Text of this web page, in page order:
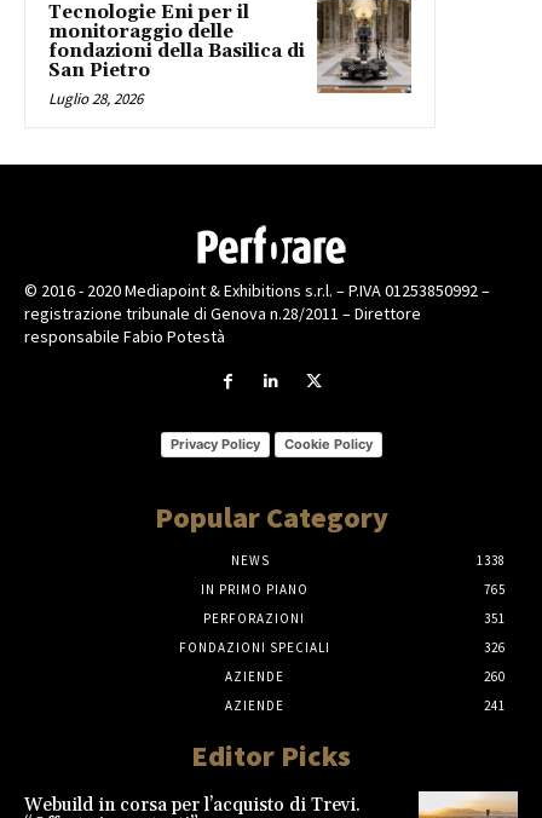
Tecnologie Eni per il
monitoraggio delle
fondazioni della Basilica di
San Pietro
Luglio 28, 2026
© 2016 - 2020 Mediapoint & Exhibitions s.r.l. – P.IVA 01253850992 –
registrazione tribunale di Genova n.28/2011 – Direttore
responsabile Fabio Potestà
Privacy Policy Cookie Policy
Popular Category
NEWS
1338
IN PRIMO PIANO
765
PERFORAZIONI
351
FONDAZIONI SPECIALI
326
AZIENDE
260
AZIENDE
241
Editor Picks
Webuild in corsa per l’acquisto di Trevi.